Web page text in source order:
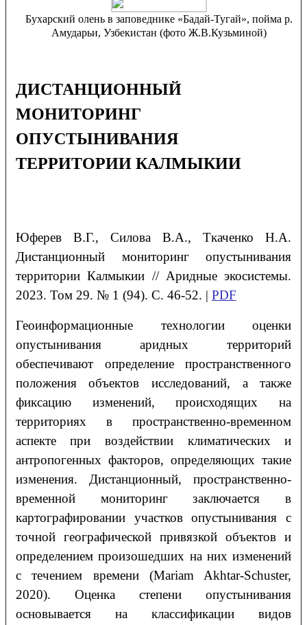
Бухарский олень в заповеднике «Бадай-Тугай», пойма р.
Амударьи, Узбекистан (фото Ж.В.Кузьминой)
ДИСТАНЦИОННЫЙ
МОНИТОРИНГ
ОПУСТЫНИВАНИЯ
ТЕРРИТОРИИ КАЛМЫКИИ
Юферев В.Г., СиловаВ.А.,ТкаченкоН.А.
Дистанционный мониторинг опустынивания
территории Калмыкии // Аридные экосистемы.
2023. Том 29. № 1 (94). С. 46-52. | PDF
Геоинформационные технологии оценки
опустынивания аридных территорий
обеспечивают определение пространственного
положения объектов исследований, а также
фиксацию изменений, происходящих на
территориях в пространственно-временном
аспекте при воздействии климатических и
антропогенных факторов, определяющих такие
изменения. Дистанционный, пространственно-
временной мониторинг заключается в
картографировании участков опустынивания с
точной географической привязкой объектов и
определением произошедших на них изменений
с течением времени (Mariam Akhtar-Schuster,
2020). Оценка степени опустынивания
основывается на классификации видов